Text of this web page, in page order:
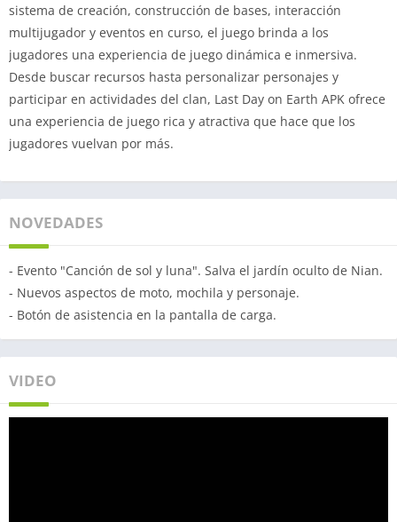
sistema de creación, construcción de bases, interacción
multijugador y eventos en curso, el juego brinda a los
jugadores una experiencia de juego dinámica e inmersiva.
Desde buscar recursos hasta personalizar personajes y
participar en actividades del clan, Last Day on Earth APK ofrece
una experiencia de juego rica y atractiva que hace que los
jugadores vuelvan por más.
NOVEDADES
- Evento "Canción de sol y luna". Salva el jardín oculto de Nian.
- Nuevos aspectos de moto, mochila y personaje.
- Botón de asistencia en la pantalla de carga.
VIDEO